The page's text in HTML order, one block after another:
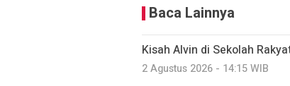
Baca Lainnya
Kisah Alvin di Sekolah
2 Agustus 2026 - 14:15 WIB